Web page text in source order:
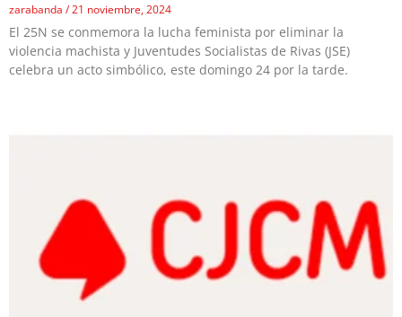
zarabanda 21 noviembre, 2024
El 25N se conmemora la lucha feminista por eliminar la
violencia machista y Juventudes Socialistas de Rivas (JSE)
celebra un acto simbólico, este domingo 24 por la tarde.